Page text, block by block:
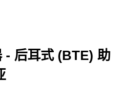
- 后耳式 (BTE) 助